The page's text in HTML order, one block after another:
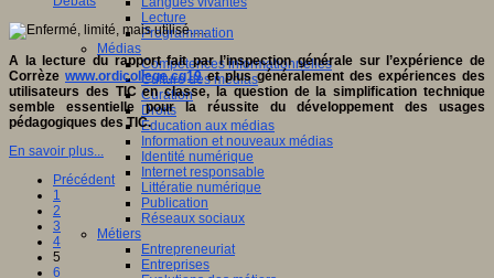
Lecture
Programmation
Médias
Compétences informationnelles
Culture des médias
Curation
Droits
Education aux médias
Information et nouveaux médias
Identité numérique
Internet responsable
Littératie numérique
Publication
Réseaux sociaux
Métiers
Entrepreneuriat
Entreprises
A la lecture du rapport fait par l’inspection générale sur l’expérience de
Corrèze www.ordicollege.cg19et plus généralement des expériences des
utilisateurs des TIC en classe, la question de la simplification technique
semble essentielle pour la réussite du développement des usages
pédagogiques des TIC.
En savoir plus...
Précédent
1
2
3
4
5
6